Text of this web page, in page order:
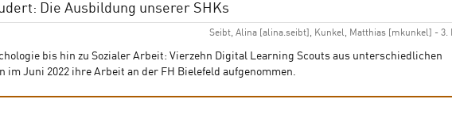
Die Ausbildung unserer SHKs
Seibt, Alina [alina.seibt], Kunkel, Matthias [mkunkel] - 3.
bis hin zu Sozialer Arbeit: Vierzehn Digital Learning Scouts aus unterschiedlichen
im Juni 2022 ihre Arbeit an der FH Bielefeld aufgenommen.